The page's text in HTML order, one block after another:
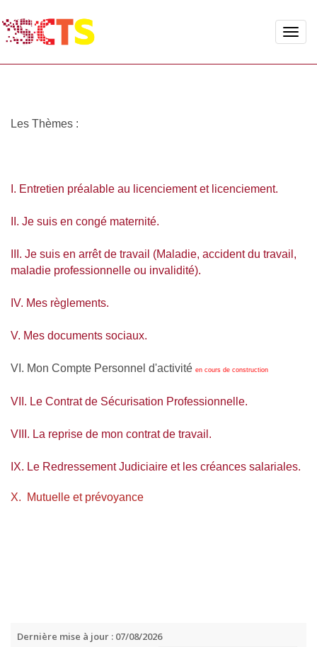
Toggle
Les Thèmes :
I. Entretien préalable au licenciement et licenciement.
II. Je suis en congé maternité.
III. Je suis en arrêt de travail (Maladie, accident du travail,
maladie professionnelle ou invalidité).
IV. Mes règlements.
V. Mes documents sociaux.
VI. Mon Compte Personnel d'activité en cours de construction
VII. Le Contrat de Sécurisation Professionnelle.
VIII. La reprise de mon contrat de travail.
IX. Le Redressement Judiciaire et les créances salariales.
X. Mutuelle et prévoyance
Dernière mise à jour : 07/08/2026